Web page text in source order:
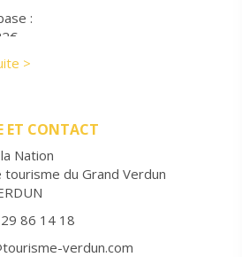
:
>
ET CONTACT
Nation
du Grand Verdun
86 14 18
verdun.com